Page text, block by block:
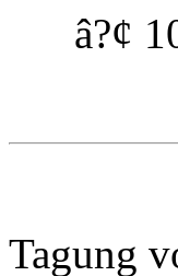
â?¢
Tagung